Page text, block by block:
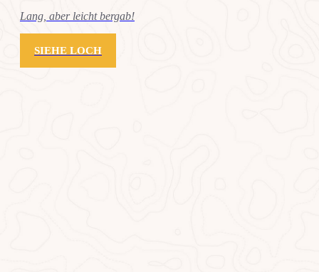
Lang, aber leicht bergab!
SIEHE LOCH